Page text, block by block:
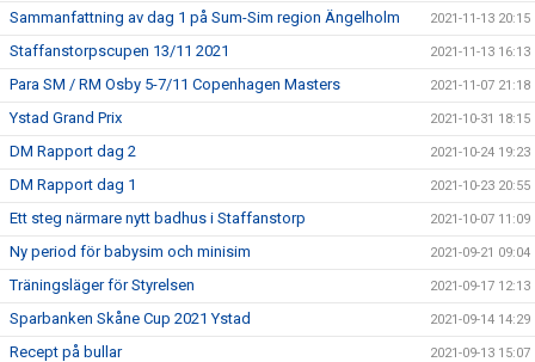
Sammanfattning av dag 1 på Sum-Sim region Ängelholm 2021-11-13 20:15
Staffanstorpscupen 13/11 2021 2021-11-13 16:13
Para SM / RM Osby 5-7/11 Copenhagen Masters 2021-11-07 21:18
Ystad Grand Prix 2021-10-31 18:15
DM Rapport dag 2 2021-10-24 19:23
DM Rapport dag 1 2021-10-23 20:55
Ett steg närmare nytt badhus i Staffanstorp 2021-10-07 11:09
Ny period för babysim och minisim 2021-09-21 09:04
Träningsläger för Styrelsen 2021-09-17 12:13
Sparbanken Skåne Cup 2021 Ystad 2021-09-14 14:29
Recept på bullar 2021-09-13 15:07